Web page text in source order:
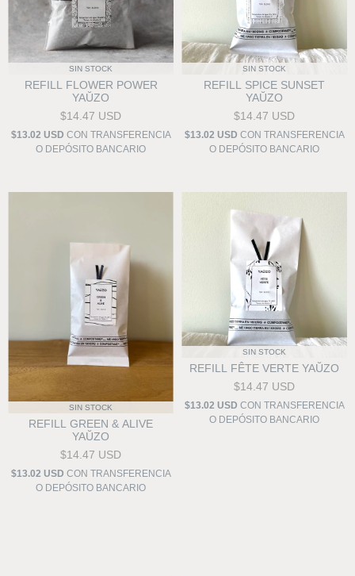
SIN STOCK
REFILL FLOWER POWER
YAŬZO
$14.47 USD
$13.02 USD CON TRANSFERENCIA
O DEPÓSITO BANCARIO
SIN STOCK
REFILL SPICE SUNSET
YAŬZO
$14.47 USD
$13.02 USD CON TRANSFERENCIA
O DEPÓSITO BANCARIO
SIN STOCK
REFILL GREEN & ALIVE
YAŬZO
$14.47 USD
$13.02 USD CON TRANSFERENCIA
O DEPÓSITO BANCARIO
SIN STOCK
REFILL FÊTE VERTE YAŬZO
$14.47 USD
$13.02 USD CON TRANSFERENCIA
O DEPÓSITO BANCARIO